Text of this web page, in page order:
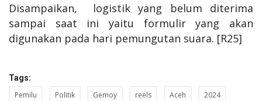
Disampaikan, logistik yang belum diterima
sampai saat ini yaitu formulir yang akan
digunakan pada hari pemungutan suara. [R25]
Tags:
Pemilu Politik Gemoy reels Aceh 2024